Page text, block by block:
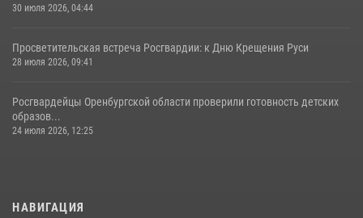
30 июля 2026, 04:44
Просветительская встреча Росгвардии: к Дню Крещения Руси
28 июля 2026, 09:41
Росгвардейцы Оренбургской области проверили готовность детских
образов...
24 июля 2026, 12:25
НАВИГАЦИЯ